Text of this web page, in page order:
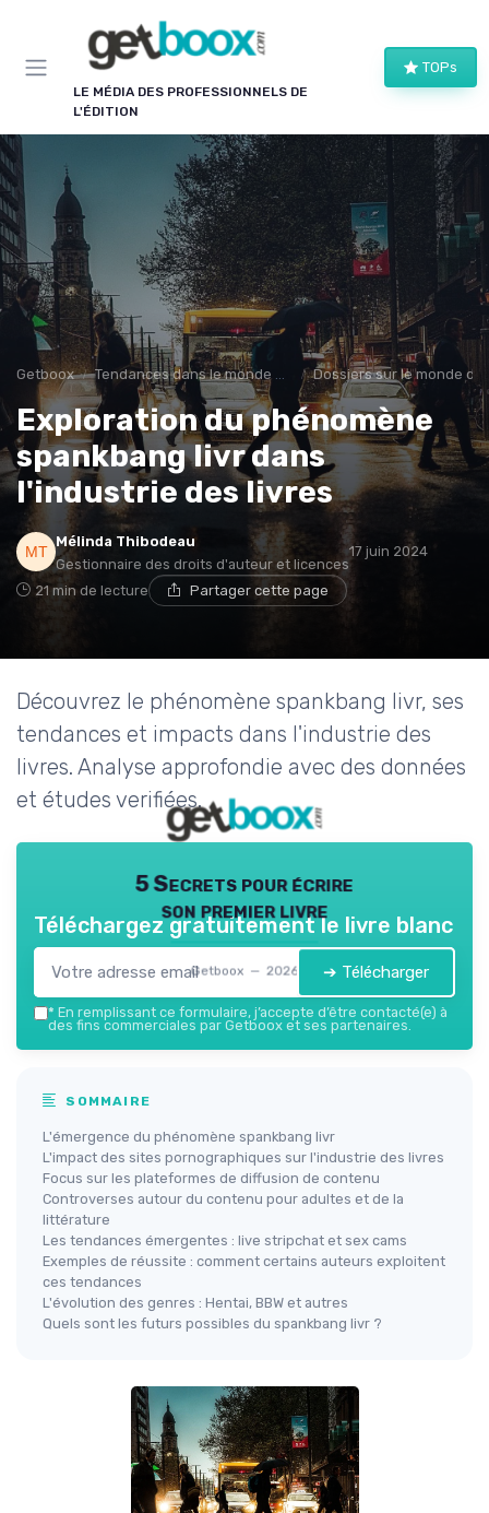
LE MÉDIA DES PROFESSIONNELS DE
L'ÉDITION
TOPs
Getboox Tendances dans le monde du livre Dossiers sur le monde de
Exploration du phénomène
spankbang livr dans
l'industrie des livres
Mélinda Thibodeau
Gestionnaire des droits d'auteur et licences
17 juin 2024
21 min de lecture Partager cette page
Découvrez le phénomène spankbang livr, ses
tendances et impacts dans l'industrie des
livres. Analyse approfondie avec des données
et études verifiées.
5 Secrets pour écrire
son premier livre
Getboox — 2026
Téléchargez gratuitement le livre blanc
➔ Télécharger
* En remplissant ce formulaire, j’accepte d’être contacté(e) à
des fins commerciales par Getboox et ses partenaires.
SOMMAIRE
L'émergence du phénomène spankbang livr
L'impact des sites pornographiques sur l'industrie des livres
Focus sur les plateformes de diffusion de contenu
Controverses autour du contenu pour adultes et de la
littérature
Les tendances émergentes : live stripchat et sex cams
Exemples de réussite : comment certains auteurs exploitent
ces tendances
L'évolution des genres : Hentai, BBW et autres
Quels sont les futurs possibles du spankbang livr ?